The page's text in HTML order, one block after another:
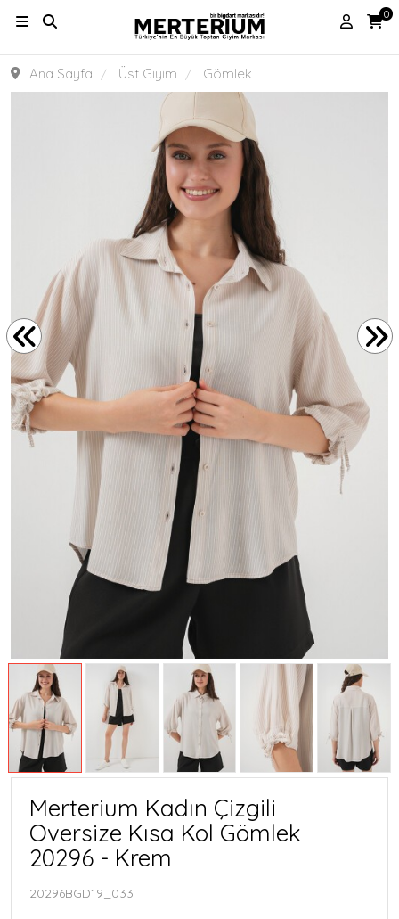
0
Ana Sayfa Üst Giyim Gömlek
Merterium Kadın Çizgili
Oversize Kısa Kol Gömlek
20296 - Krem
20296BGD19_033